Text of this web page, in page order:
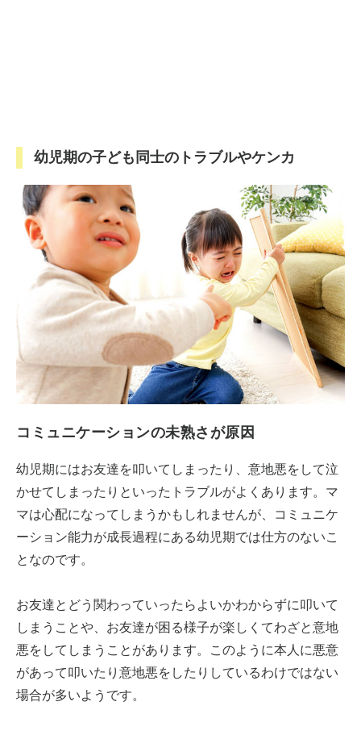
幼児期の子ども同士のトラブルやケンカ
コミュニケーションの未熟さが原因
幼児期にはお友達を叩いてしまったり、意地悪をして泣
かせてしまったりといったトラブルがよくあります。マ
マは心配になってしまうかもしれませんが、コミュニケ
ーション能力が成長過程にある幼児期では仕方のないこ
となのです。
お友達とどう関わっていったらよいかわからずに叩いて
しまうことや、お友達が困る様子が楽しくてわざと意地
悪をしてしまうことがあります。このように本人に悪意
があって叩いたり意地悪をしたりしているわけではない
場合が多いようです。